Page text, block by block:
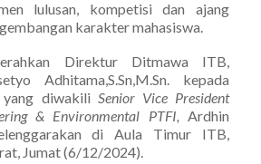
lulusan, kompetisi dan ajang
karakter mahasiswa.
Direktur Ditmawa ITB,
Adhitama,S.Sn,M.Sn. kepada
yang diwakili Senior Vice President
& Environmental PTFI, Ardhin
di Aula Timur ITB,
Jumat (6/12/2024).